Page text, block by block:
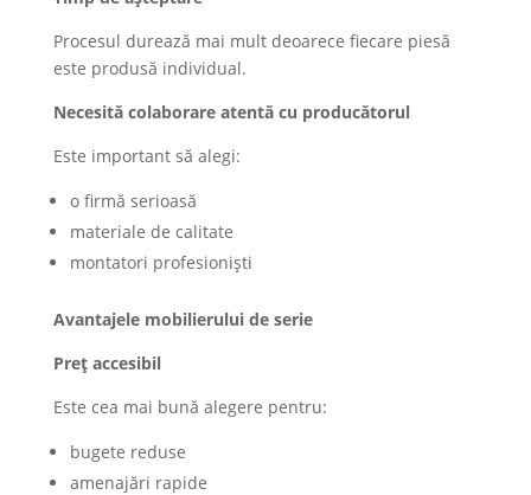
Procesul durează mai mult deoarece fiecare piesă
este produsă individual.
Necesită colaborare atentă cu producătorul
Este important să alegi:
o firmă serioasă
materiale de calitate
montatori profesioniști
Avantajele mobilierului de serie
Preț accesibil
Este cea mai bună alegere pentru:
bugete reduse
amenajări rapide